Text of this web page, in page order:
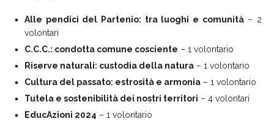
Alle pendici del Partenio: tra luoghi e comunità– 2
volontari
C.C.C.: condotta comune cosciente – 1 volontario
Riserve naturali: custodia della natura – 1 volontario
Cultura del passato: estrosità e armonia – 1 volontario
Tutela e sostenibilità dei nostri territori – 4 volontari
EducAzioni 2024 – 1 volontario